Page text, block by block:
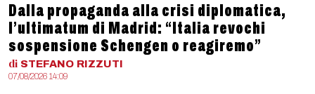
Dalla propaganda alla crisi diplomatica,
l’ultimatum di Madrid: “Italia revochi
sospensione Schengen o reagiremo”
di STEFANO RIZZUTI
07/08/2026 14:09